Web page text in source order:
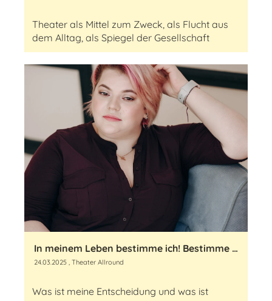
Theater als Mittel zum Zweck, als Flucht aus
dem Alltag, als Spiegel der Gesellschaft
In meinem Leben bestimme ich! Bestimme ich?
24.03.2025 , Theater Allround
Was ist meine Entscheidung und was ist